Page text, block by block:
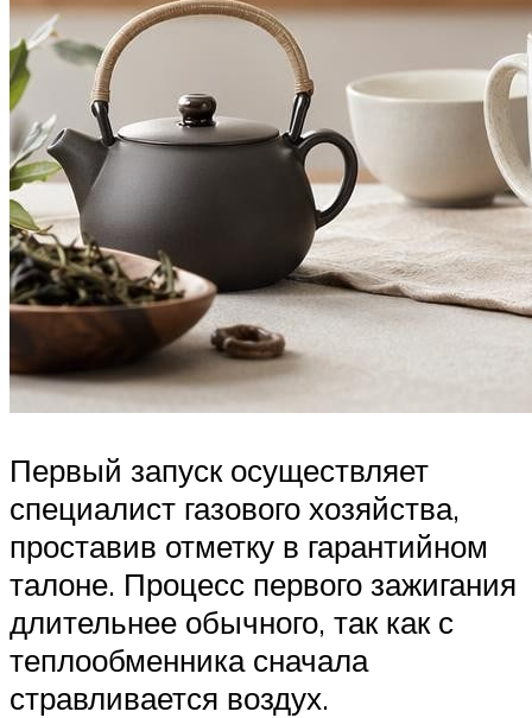
Первый запуск осуществляет
специалист газового хозяйства,
проставив отметку в гарантийном
талоне. Процесс первого зажигания
длительнее обычного, так как с
теплообменника сначала
стравливается воздух.